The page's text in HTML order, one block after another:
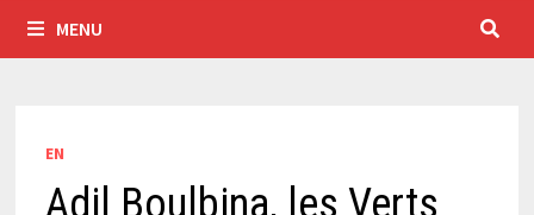
MENU
EN
Adil Boulbina, les Verts